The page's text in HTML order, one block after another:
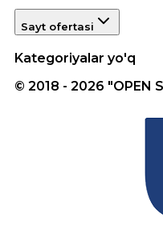
Sayt ofertasi
Kategoriyalar yo'q
© 2018 - 2026 "OPEN